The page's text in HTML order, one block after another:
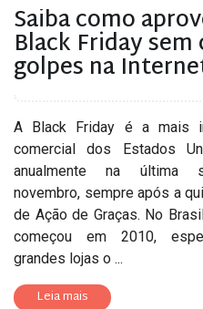
Saiba como
Black Friday sem
golpes na
A Black Friday é a mais
comercial dos Estados
anualmente na última
novembro, sempre após a
de Ação de Graças. No
começou em 2010,
grandes lojas o ...
Leia mais